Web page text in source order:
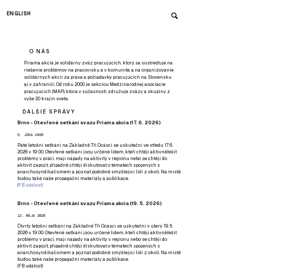
ENGLISH
O NÁS
Priama akcia je solidárny zväz pracujúcich, ktorý sa sústreďuje na
riešenie problémov na pracovisku a v komunite, a na organizovanie
solidárnych akcií za práva a požiadavky pracujúcich na Slovensku
aj v zahraničí. Od roku 2000 je sekciou Medzinárodnej asociácie
pracujúcich (MAP), ktorá v súčasnosti združuje zväzy a skupiny z
vyše 20 krajín sveta.
ĎALŠIE SPRÁVY
Brno - Otevřené setkání svazu Priama akcia (17. 6. 2026)
9. JÚNA 2026
Páté letošní setkání na Základně Tři Ocásci se uskuteční ve středu 17. 6.
2026 v 19:00. Otevřené setkání jsou určené lidem, kteří chtějí aktivněřešit
problémy v práci, mají nápady na aktivity v regionu nebo se chtějí do
aktivit zapojit, případně chtějí diskutovat o tématech spojených s
anarchosyndikalismem a poznat podobně smýšlející lidi z okolí. Na místě
budou také naše propagační materiály a publikace.
(FB událost)
Brno - Otevřené setkání svazu Priama akcia (19. 5. 2026)
12. MÁJA 2026
Čtvrtý letošní setkání na Základně Tři Ocásci se uskuteční v úterý 19. 5.
2026 v 19:00. Otevřené setkání jsou určené lidem, kteří chtějí aktivněřešit
problémy v práci, mají nápady na aktivity v regionu nebo se chtějí do
aktivit zapojit, případně chtějí diskutovat o tématech spojených s
anarchosyndikalismem a poznat podobně smýšlející lidi z okolí. Na místě
budou také naše propagační materiály a publikace.
(FB událost)